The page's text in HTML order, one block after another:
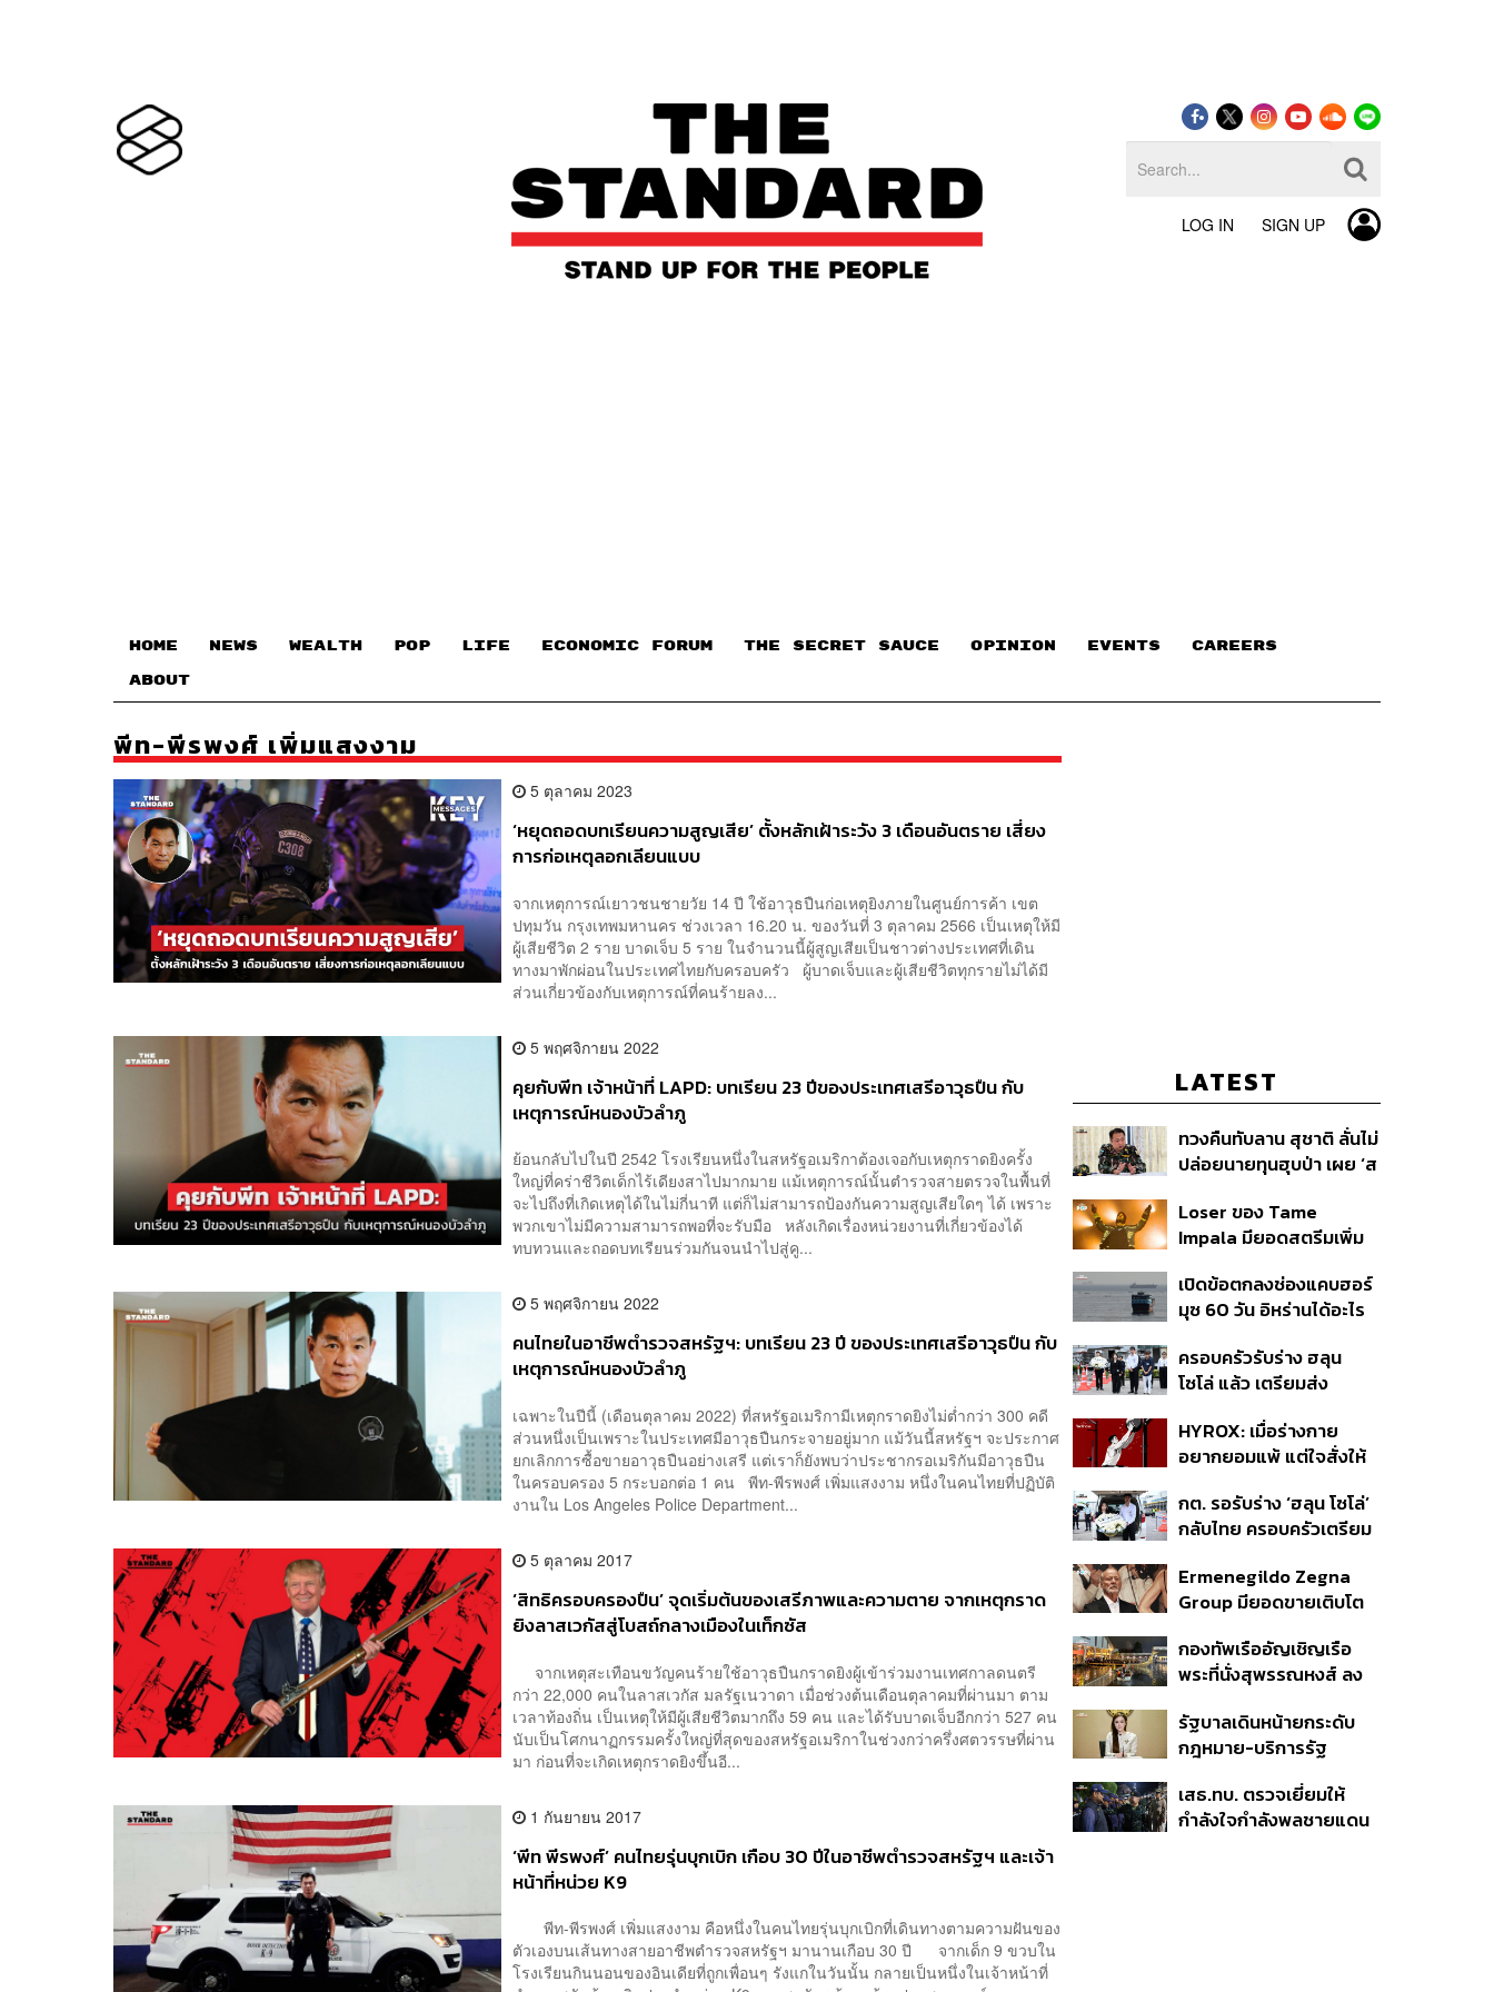
LOG IN SIGN UP
HOME NEWS WEALTH POP LIFE ECONOMIC FORUM THE SECRET SAUCE​ OPINION EVENTS CAREERS
ABOUT
พีท-พีรพงศ์ เพิ่มแสงงาม
5 ตุลาคม 2023
‘หยุดถอดบทเรียนความสูญเสีย’ ตั้งหลักเฝ้าระวัง 3 เดือนอันตราย เสี่ยง
การก่อเหตุลอกเลียนแบบ
จากเหตุการณ์เยาวชนชายวัย 14 ปี ใช้อาวุธปืนก่อเหตุยิงภายในศูนย์การค้า เขต
ปทุมวัน กรุงเทพมหานคร ช่วงเวลา 16.20 น. ของวันที่ 3 ตุลาคม 2566 เป็นเหตุให้มี
ผู้เสียชีวิต 2 ราย บาดเจ็บ 5 ราย ในจำนวนนี้ผู้สูญเสียเป็นชาวต่างประเทศที่เดิน
ทางมาพักผ่อนในประเทศไทยกับครอบครัว ผู้บาดเจ็บและผู้เสียชีวิตทุกรายไม่ได้มี
ส่วนเกี่ยวข้องกับเหตุการณ์ที่คนร้ายลง...
5 พฤศจิกายน 2022
คุยกับพีท เจ้าหน้าที่ LAPD: บทเรียน 23 ปีของประเทศเสรีอาวุธปืน กับ
เหตุการณ์หนองบัวลำภู
ย้อนกลับไปในปี 2542 โรงเรียนหนึ่งในสหรัฐอเมริกาต้องเจอกับเหตุกราดยิงครั้ง
ใหญ่ที่คร่าชีวิตเด็กไร้เดียงสาไปมากมาย แม้เหตุการณ์นั้นตำรวจสายตรวจในพื้นที่
จะไปถึงที่เกิดเหตุได้ในไม่กี่นาที แต่ก็ไม่สามารถป้องกันความสูญเสียใดๆ ได้ เพราะ
พวกเขาไม่มีความสามารถพอที่จะรับมือ หลังเกิดเรื่องหน่วยงานที่เกี่ยวข้องได้
ทบทวนและถอดบทเรียนร่วมกันจนนำไปสู่คู...
5 พฤศจิกายน 2022
คนไทยในอาชีพตำรวจสหรัฐฯ: บทเรียน 23 ปี ของประเทศเสรีอาวุธปืน กับ
เหตุการณ์หนองบัวลำภู
เฉพาะในปีนี้ (เดือนตุลาคม 2022) ที่สหรัฐอเมริกามีเหตุกราดยิงไม่ต่ำกว่า 300 คดี
ส่วนหนึ่งเป็นเพราะในประเทศมีอาวุธปืนกระจายอยู่มาก แม้วันนี้สหรัฐฯ จะประกาศ
ยกเลิกการซื้อขายอาวุธปืนอย่างเสรี แต่เราก็ยังพบว่าประชากรอเมริกันมีอาวุธปืน
ในครอบครอง 5 กระบอกต่อ 1 คน พีท-พีรพงศ์ เพิ่มแสงงาม หนึ่งในคนไทยที่ปฏิบัติ
งานใน Los Angeles Police Department...
5 ตุลาคม 2017
‘สิทธิครอบครองปืน’ จุดเริ่มต้นของเสรีภาพและความตาย จากเหตุกราด
ยิงลาสเวกัสสู่โบสถ์กลางเมืองในเท็กซัส
จากเหตุสะเทือนขวัญคนร้ายใช้อาวุธปืนกราดยิงผู้เข้าร่วมงานเทศกาลดนตรี
กว่า 22,000 คนในลาสเวกัส มลรัฐเนวาดา เมื่อช่วงต้นเดือนตุลาคมที่ผ่านมา ตาม
เวลาท้องถิ่น เป็นเหตุให้มีผู้เสียชีวิตมากถึง 59 คน และได้รับบาดเจ็บอีกกว่า 527 คน
นับเป็นโศกนาฏกรรมครั้งใหญ่ที่สุดของสหรัฐอเมริกาในช่วงกว่าครึ่งศตวรรษที่ผ่าน
มา ก่อนที่จะเกิดเหตุกราดยิงขึ้นอี...
1 กันยายน 2017
‘พีท พีรพงศ์’ คนไทยรุ่นบุกเบิก เกือบ 30 ปีในอาชีพตำรวจสหรัฐฯ และเจ้า
หน้าที่หน่วย K9
พีท-พีรพงศ์ เพิ่มแสงงาม คือหนึ่งในคนไทยรุ่นบุกเบิกที่เดินทางตามความฝันของ
ตัวเองบนเส้นทางสายอาชีพตำรวจสหรัฐฯ มานานเกือบ 30 ปี จากเด็ก 9 ขวบใน
โรงเรียนกินนอนของอินเดียที่ถูกเพื่อนๆ รังแกในวันนั้น กลายเป็นหนึ่งในเจ้าหน้าที่
LATEST
ทวงคืนทับลาน สุชาติ ลั่นไม่
ปล่อยนายทุนฮุบป่า เผย ‘ส
40% เตือนผู้ฝ่าฝืนเจอขั้น
เด็ดขาด
Loser ของ Tame
Impala มียอดสตรีมเพิ่ม
ประกอบ Spider-Man
เปิดข้อตกลงช่องแคบฮอร์
มุซ 60 วัน อิหร่านได้อะไร
ครอบครัวรับร่าง ฮลุน
โซโล่ แล้ว เตรียมส่ง
ชีวิต
HYROX: เมื่อร่างกาย
อยากยอมแพ้ แต่ใจสั่งให้
Self-Commitment ที่น่า
ลอง
กต. รอรับร่าง ‘ฮลุน โซโล่’
กลับไทย ครอบครัวเตรียม
Ermenegildo Zegna
Group มียอดขายเติบโต
ของปีนี้
กองทัพเรืออัญเชิญเรือ
พระที่นั่งสุพรรณหงส์ ลง
พยุหยาตราทางชลมารค ปี
2569
รัฐบาลเดินหน้ายกระดับ
กฎหมาย-บริการรัฐ
หลากหลายทางเพศ ดัน
ความเท่าเทียมตั้งแต่
เสธ.ทบ. ตรวจเยี่ยมให้
กำลังใจกำลังพลชายแดน